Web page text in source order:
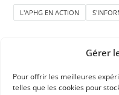
Gérer
Pour offrir les meilleures
telles que les cookies pour
L'APHG EN ACTION